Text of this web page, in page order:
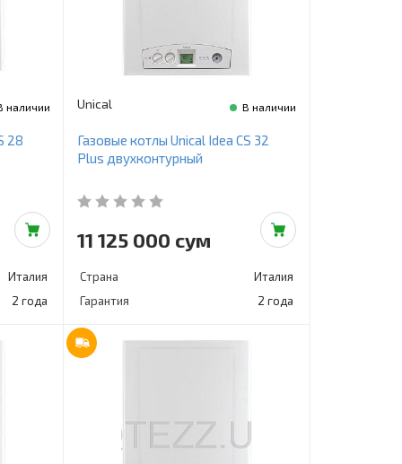
наличии
28
Италия
2 года
В наличии
Unical
Газовые котлы Unical Idea CS 32
Plus двухконтурный
11 125 000 сум
Страна
Италия
Гарантия
2 года